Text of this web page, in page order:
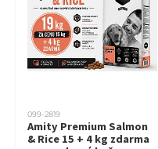
099-2819
Amity Premium Salmon
& Rice 15 + 4 kg zdarma